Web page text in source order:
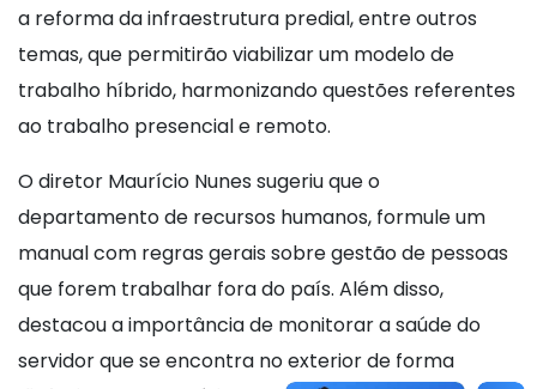
a reforma da infraestrutura predial, entre outros
temas, que permitirão viabilizar um modelo de
trabalho híbrido, harmonizando questões referentes
ao trabalho presencial e remoto.
O diretor Maurício Nunes sugeriu que o
departamento de recursos humanos, formule um
manual com regras gerais sobre gestão de pessoas
que forem trabalhar fora do país. Além disso,
destacou a importância de monitorar a saúde do
servidor que se encontra no exterior de forma